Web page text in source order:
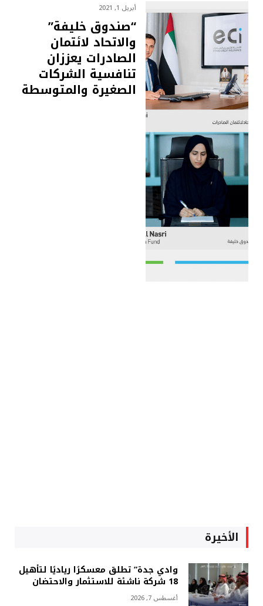
أبريل 1, 2021
“صندوق خليفة”
والاتحاد لائتمان
الصادرات يعززان
تنافسية الشركات
الصغيرة والمتوسطة
الأخيرة
وادي جدة” تطلق معسكرًا رياديًا لتأهيل
18 شركة ناشئة للاستثمار والاحتضان
أغسطس 7, 2026